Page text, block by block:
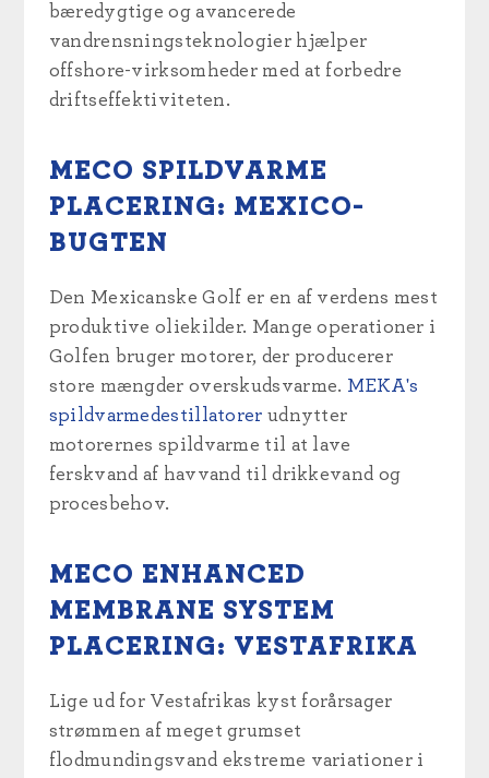
bæredygtige og avancerede
vandrensningsteknologier hjælper
offshore-virksomheder med at forbedre
driftseffektiviteten.
MECO SPILDVARME
PLACERING: MEXICO-
BUGTEN
Den Mexicanske Golf er en af verdens mest
produktive oliekilder. Mange operationer i
Golfen bruger motorer, der producerer
store mængder overskudsvarme. MEKA's
spildvarmedestillatorer udnytter
motorernes spildvarme til at lave
ferskvand af havvand til drikkevand og
procesbehov.
MECO ENHANCED
MEMBRANE SYSTEM
PLACERING: VESTAFRIKA
Lige ud for Vestafrikas kyst forårsager
strømmen af meget grumset
flodmundingsvand ekstreme variationer i